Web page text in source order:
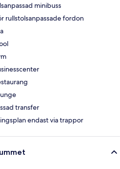
minibuss
rullstolsanpassade fordon
transfer
endast via trappor